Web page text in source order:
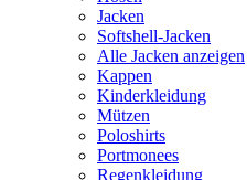
Jacken
Softshell-Jacken
Alle Jacken anzeigen
Kappen
Kinderkleidung
Mützen
Poloshirts
Portmonees
Regenkleidung